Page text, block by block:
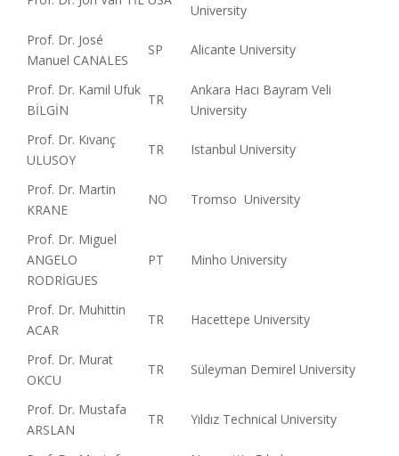
University
Prof. Dr. José
Manuel CANALES
SP Alicante University
Prof. Dr. Kamil Ufuk
BİLGİN
TR
Ankara Hacı Bayram Veli
University
Prof. Dr. Kıvanç
ULUSOY
TR Istanbul University
Prof. Dr. Martin
KRANE
NO Tromso University
Prof. Dr. Miguel
ANGELO
RODRİGUES
PT Minho University
Prof. Dr. Muhittin
ACAR
TR Hacettepe University
Prof. Dr. Murat
OKCU
TR Süleyman Demirel University
Prof. Dr. Mustafa
ARSLAN
TR Yıldız Technical University